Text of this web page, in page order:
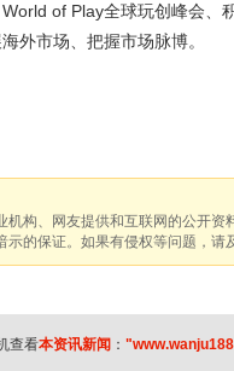
of Play全球玩创峰会
外市场、把握市场脉博。
机构、网友提供和互联网的公开
示的保证。如果有侵权等问题，
查看本资讯新闻 ：